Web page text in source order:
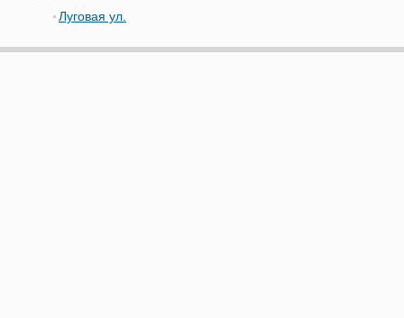
Луговая ул.